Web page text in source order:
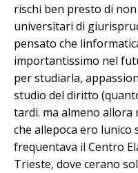
rischi ben presto di
universitari di
pensato che
importantissimo nel
per studiarla,
studio del diritto
tardi. ma almeno allora
che allepoca ero
frequentava il Centro
Trieste, dove cerano